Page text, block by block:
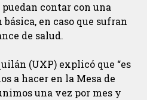
contar con una
en caso que sufran
de salud.
(UXP) explicó que “es
a hacer en la Mesa de
una vez por mes y